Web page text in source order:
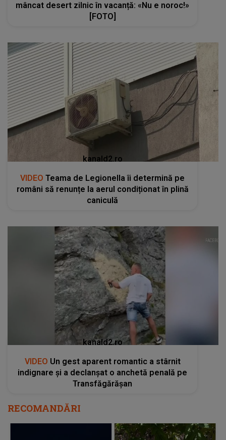
mâncat desert zilnic în vacanță: «Nu e noroc!»
[FOTO]
kanald2.ro
VIDEO Teama de Legionella îi determină pe
români să renunțe la aerul condiționat în plină
caniculă
kanald2.ro
VIDEO Un gest aparent romantic a stârnit
indignare și a declanșat o anchetă penală pe
Transfăgărășan
RECOMANDĂRI